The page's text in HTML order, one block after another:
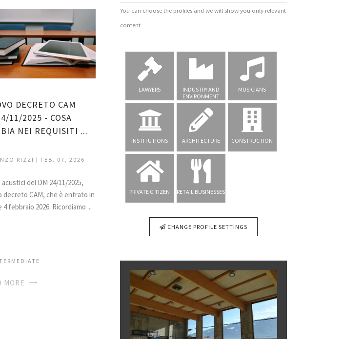
DECRETO CAM
11/2025 - COSA
NEI REQUISITI ...
RIZZI | FEB. 07, 2026
acustici del DM 24/11/2025,
decreto CAM, che è entrato in
4 febbraio 2026. Ricordiamo ...
MORE
You can choose the profiles and we will show you only relevant
content
LAWYERS
INDUSTRY AND
ENVIRONMENT
MUSICIANS
INSTITUTIONS ARCHITECTURE CONSTRUCTION
PRIVATE CITIZEN RETAIL BUSINESSES
CHANGE PROFILE SETTINGS